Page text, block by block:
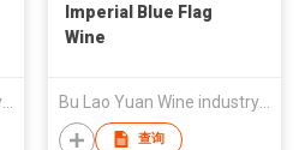
Bu Lao Yuan Wine industry Limited Liability Company
Imperial Blue Flag
Wine
Bu Lao Yuan Wine industry Limited Liability Company
查询